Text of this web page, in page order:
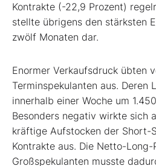
Kontrakte (-22,9 Prozent)
stellte übrigens den stärksten
zwölf Monaten dar.
Enormer Verkaufsdruck übten
Terminspekulanten aus. Deren
innerhalb einer Woche um
Besonders negativ wirkte sich
kräftige Aufstocken der Short-
Kontrakte aus. Die Netto-
Großspekulanten musste